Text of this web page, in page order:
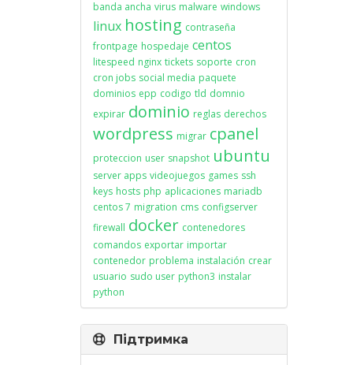
banda ancha virus malware windows
linux hosting contraseña
frontpage hospedaje centos
litespeed nginx tickets soporte cron
cron jobs social media paquete
dominios epp codigo tld domnio
expirar dominio reglas derechos
wordpress migrar cpanel
proteccion user snapshot ubuntu
server apps videojuegos games ssh
keys hosts php aplicaciones mariadb
centos 7 migration cms configserver
firewall docker contenedores
comandos exportar importar
contenedor problema instalación crear
usuario sudo user python3 instalar
python
Підтримка